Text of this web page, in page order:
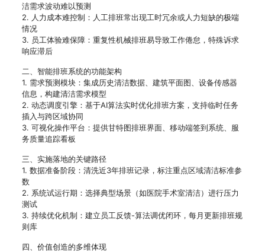
洁需求波动难以预测
2. 人力成本难控制：人工排班常出现工时冗余或人力短缺的极端
情况
3. 员工体验难保障：重复性机械排班易导致工作倦怠，特殊诉求
响应滞后
二、智能排班系统的功能架构
1. 需求预测模块：集成历史清洁数据、建筑平面图、设备传感器
信息，构建清洁需求模型
2. 动态调度引擎：基于AI算法实时优化排班方案，支持临时任务
插入与跨区域协同
3. 可视化操作平台：提供甘特图排班界面、移动端签到系统、服
务质量追踪看板
三、实施落地的关键路径
1. 数据准备阶段：清洗近3年排班记录，标注重点区域清洁标准参
数
2. 系统试运行期：选择典型场景（如医院手术室清洁）进行压力
测试
3. 持续优化机制：建立员工反馈-算法调优闭环，每月更新排班规
则库
四、价值创造的多维体现